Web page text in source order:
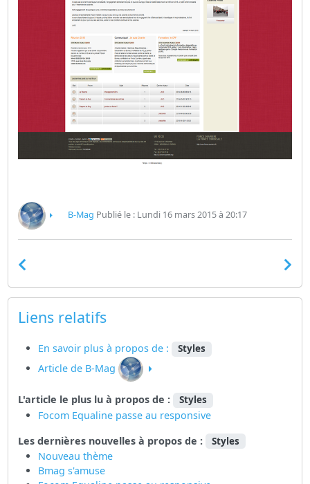
B-Mag Publié le : Lundi 16 mars 2015 à 20:17
Liens relatifs
En savoir plus à propos de : Styles
Article de B-Mag
L'article le plus lu à propos de : Styles
Focom Equaline passe au responsive
Les dernières nouvelles à propos de :
Styles
Nouveau thème
Bmag s'amuse